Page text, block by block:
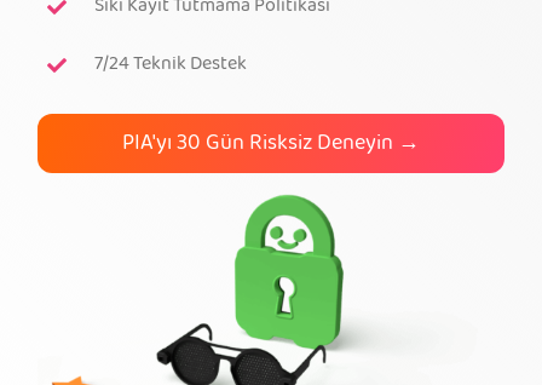
Sıkı Kayıt Tutmama Politikası
7/24 Teknik Destek
PIA'yı 30 Gün Risksiz Deneyin →